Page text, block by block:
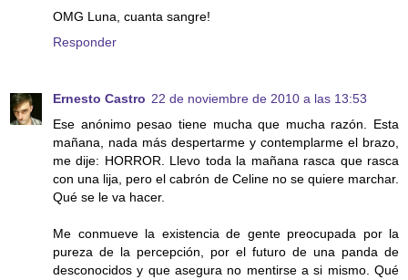
OMG Luna, cuanta sangre!
Responder
Ernesto Castro 22 de noviembre de 2010 a las 13:53
Ese anónimo pesao tiene mucha que mucha razón. Esta
mañana, nada más despertarme y contemplarme el brazo,
me dije: HORROR. Llevo toda la mañana rasca que rasca
con una lija, pero el cabrón de Celine no se quiere marchar.
Qué se le va hacer.
Me conmueve la existencia de gente preocupada por la
pureza de la percepción, por el futuro de una panda de
desconocidos y que asegura no mentirse a si mismo. Qué